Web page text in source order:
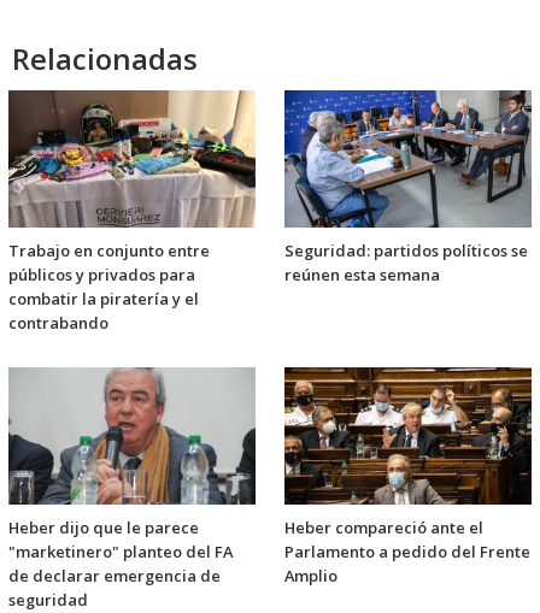
Relacionadas
Trabajo en conjunto entre
públicos y privados para
combatir la piratería y el
contrabando
Seguridad: partidos políticos se
reúnen esta semana
Heber dijo que le parece
"marketinero" planteo del FA
de declarar emergencia de
seguridad
Heber compareció ante el
Parlamento a pedido del Frente
Amplio